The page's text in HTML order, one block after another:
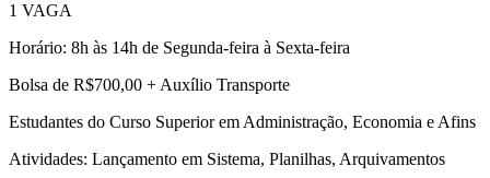
1 VAGA
Horário: 8h às 14h de Segunda-feira à Sexta-feira
Bolsa de R$700,00 + Auxílio Transporte
Estudantes do Curso Superior em Administração, Economia e Afins
Atividades: Lançamento em Sistema, Planilhas, Arquivamentos